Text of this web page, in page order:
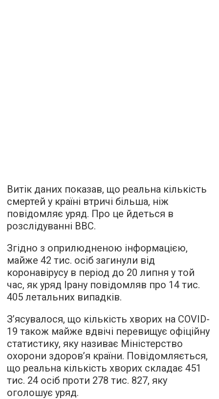
Витік даних показав, що реальна кількість
смертей у країні втричі більша, ніж
повідомляє уряд. Про це йдеться в
розслідуванні BBC.
Згідно з оприлюдненою інформацією,
майже 42 тис. осіб загинули від
коронавірусу в період до 20 липня у той
час, як уряд Ірану повідомляв про 14 тис.
405 летальних випадків.
З’ясувалося, що кількість хворих на COVID-
19 також майже вдвічі перевищує офіційну
статистику, яку називає Міністерство
охорони здоров’я країни. Повідомляється,
що реальна кількість хворих складає 451
тис. 24 осіб проти 278 тис. 827, яку
оголошує уряд.